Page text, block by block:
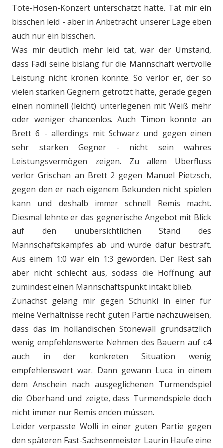
Tote-Hosen-Konzert unterschätzt hatte. Tat mir ein
bisschen leid - aber in Anbetracht unserer Lage eben
auch nur ein bisschen.
Was mir deutlich mehr leid tat, war der Umstand,
dass Fadi seine bislang für die Mannschaft wertvolle
Leistung nicht krönen konnte. So verlor er, der so
vielen starken Gegnern getrotzt hatte, gerade gegen
einen nominell (leicht) unterlegenen mit Weiß mehr
oder weniger chancenlos. Auch Timon konnte an
Brett 6 - allerdings mit Schwarz und gegen einen
sehr starken Gegner - nicht sein wahres
Leistungsvermögen zeigen. Zu allem Überfluss
verlor Grischan an Brett 2 gegen Manuel Pietzsch,
gegen den er nach eigenem Bekunden nicht spielen
kann und deshalb immer schnell Remis macht.
Diesmal lehnte er das gegnerische Angebot mit Blick
auf den unübersichtlichen Stand des
Mannschaftskampfes ab und wurde dafür bestraft.
Aus einem 1:0 war ein 1:3 geworden. Der Rest sah
aber nicht schlecht aus, sodass die Hoffnung auf
zumindest einen Mannschaftspunkt intakt blieb.
Zunächst gelang mir gegen Schunki in einer für
meine Verhältnisse recht guten Partie nachzuweisen,
dass das im holländischen Stonewall grundsätzlich
wenig empfehlenswerte Nehmen des Bauern auf c4
auch in der konkreten Situation wenig
empfehlenswert war. Dann gewann Luca in einem
dem Anschein nach ausgeglichenen Turmendspiel
die Oberhand und zeigte, dass Turmendspiele doch
nicht immer nur Remis enden müssen.
Leider verpasste Wolli in einer guten Partie gegen
den späteren Fast-Sachsenmeister Laurin Haufe eine